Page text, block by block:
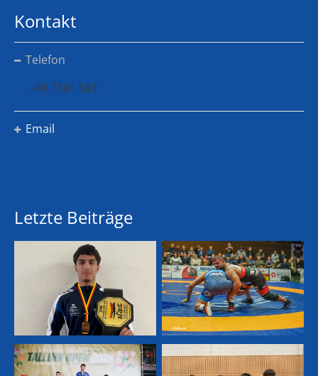
Kontakt
Telefon
+49 7181 5811
Email
Letzte Beiträge